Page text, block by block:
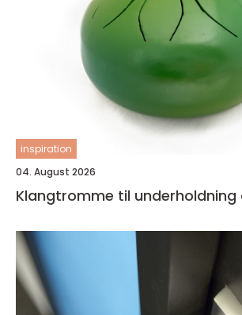
inspiration
04. August 2026
Klangtromme til